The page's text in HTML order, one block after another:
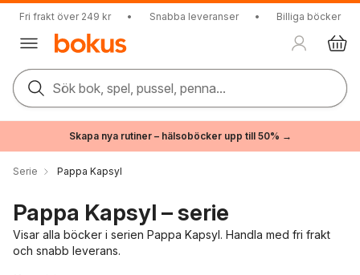
Fri frakt över 249 kr • Snabba leveranser • Billiga böcker
Sök bok, spel, pussel, penna...
Skapa nya rutiner – hälsoböcker upp till 50% →
Serie Pappa Kapsyl
Pappa Kapsyl – serie
Visar alla böcker i serien Pappa Kapsyl. Handla med fri frakt
och snabb leverans.